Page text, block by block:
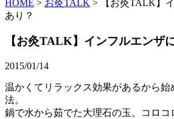
HOME > お灸TALK >
【お灸TALK】
あり？
【お灸TALK】インフルエンザ
2015/01/14
温かくてリラックス効果があるから始
法。
鍋で水から茹でた大理石の玉。コロ